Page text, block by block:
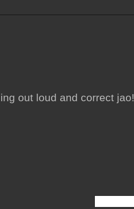
out loud and correct jao!